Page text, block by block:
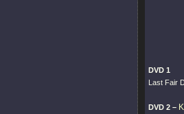
DVD 1
Last Fair
DVD 2 –